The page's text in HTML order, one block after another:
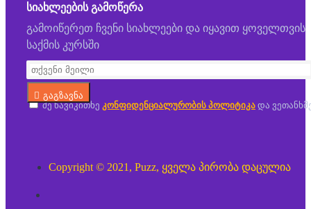
ᲡᲘᲐᲮᲚᲔᲔᲑᲘᲡ ᲒᲐᲛᲝᲬᲔᲠᲐ
გამოიწერეთ ჩვენი სიახლეები და იყავით ყოველთვის
საქმის კურსში
გაგზავნა
მე წავიკითხე კონფიდენციალურობის პოლიტიკა და
Copyright © 2021, Puzz, ყველა პირობა დაცულია